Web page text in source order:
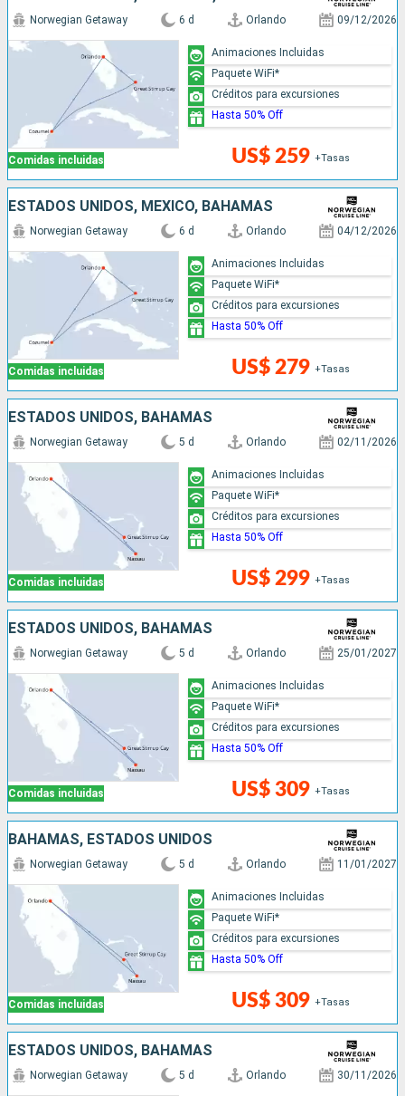
Comidas incluidas
Norwegian Getaway 6 d Orlando 09/12/2026
US$ 259 +Tasas
Animaciones Incluidas
Paquete WiFi*
Créditos para excursiones
Hasta 50% Off
ESTADOS UNIDOS, MÉXICO, BAHAMAS
Comidas incluidas
Norwegian Getaway 6 d Orlando 04/12/2026
US$ 279 +Tasas
Animaciones Incluidas
Paquete WiFi*
Créditos para excursiones
Hasta 50% Off
ESTADOS UNIDOS, BAHAMAS
Comidas incluidas
Norwegian Getaway 5 d Orlando 02/11/2026
US$ 299 +Tasas
Animaciones Incluidas
Paquete WiFi*
Créditos para excursiones
Hasta 50% Off
ESTADOS UNIDOS, BAHAMAS
Comidas incluidas
Norwegian Getaway 5 d Orlando 25/01/2027
US$ 309 +Tasas
Animaciones Incluidas
Paquete WiFi*
Créditos para excursiones
Hasta 50% Off
BAHAMAS, ESTADOS UNIDOS
Comidas incluidas
Norwegian Getaway 5 d Orlando 11/01/2027
US$ 309 +Tasas
Animaciones Incluidas
Paquete WiFi*
Créditos para excursiones
Hasta 50% Off
ESTADOS UNIDOS, BAHAMAS
Norwegian Getaway 5 d Orlando 30/11/2026